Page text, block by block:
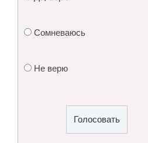
Сомневаюсь
Не верю